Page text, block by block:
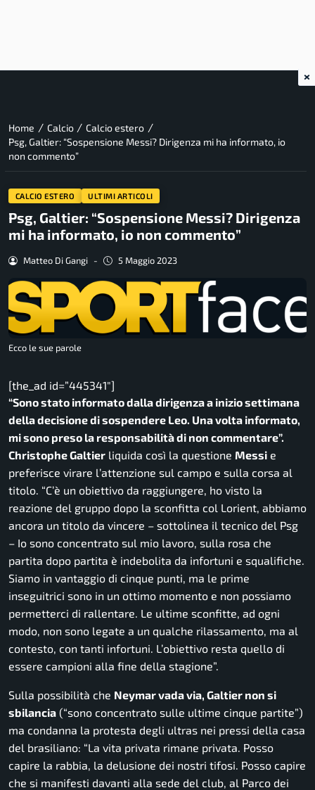
Home / Calcio / Calcio estero /
Psg, Galtier: “Sospensione Messi? Dirigenza mi ha informato, io
non commento”
CALCIO ESTERO ULTIMI ARTICOLI
Psg, Galtier: “Sospensione Messi? Dirigenza
mi ha informato, io non commento”
Matteo Di Gangi - 5 Maggio 2023
Ecco le sue parole
[the_ad id=”445341″]
“Sono stato informato dalla dirigenza a inizio settimana
della decisione di sospendere Leo. Una volta informato,
mi sono preso la responsabilità di non commentare”.
Christophe Galtier liquida così la questione Messi e
preferisce virare l’attenzione sul campo e sulla corsa al
titolo. “C’è un obiettivo da raggiungere, ho visto la
reazione del gruppo dopo la sconfitta col Lorient, abbiamo
ancora un titolo da vincere – sottolinea il tecnico del Psg
– Io sono concentrato sul mio lavoro, sulla rosa che
partita dopo partita è indebolita da infortuni e squalifiche.
Siamo in vantaggio di cinque punti, ma le prime
inseguitrici sono in un ottimo momento e non possiamo
permetterci di rallentare. Le ultime sconfitte, ad ogni
modo, non sono legate a un qualche rilassamento, ma al
contesto, con tanti infortuni. L’obiettivo resta quello di
essere campioni alla fine della stagione”.
Sulla possibilità che Neymar vada via, Galtier non si
sbilancia (“sono concentrato sulle ultime cinque partite”)
ma condanna la protesta degli ultras nei pressi della casa
del brasiliano: “La vita privata rimane privata. Posso
capire la rabbia, la delusione dei nostri tifosi. Posso capire
che si manifesti davanti alla sede del club, al Parco dei
×